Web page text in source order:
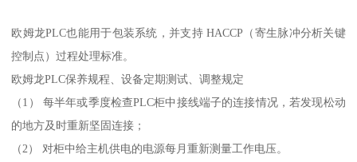
欧姆龙PLC也能用于包装系统，并支持 HACCP（寄生脉冲分析关键
控制点）过程处理标准。
欧姆龙PLC保养规程、设备定期测试、调整规定
（1） 每半年或季度检查PLC柜中接线端子的连接情况，若发现松动
的地方及时重新坚固连接；
（2） 对柜中给主机供电的电源每月重新测量工作电压。